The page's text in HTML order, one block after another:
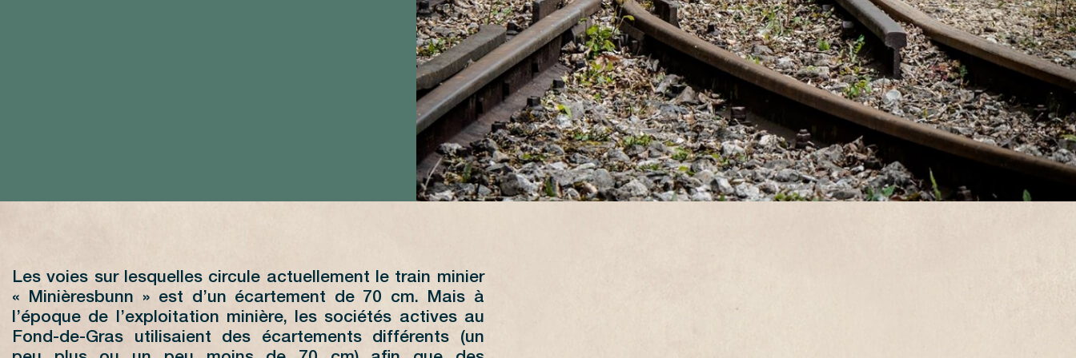
Les voies sur lesquelles circule actuellement le train minier
« Minièresbunn » est d’un écartement de 70 cm. Mais à
l’époque de l’exploitation minière, les sociétés actives au
Fond-de-Gras utilisaient des écartements différents (un